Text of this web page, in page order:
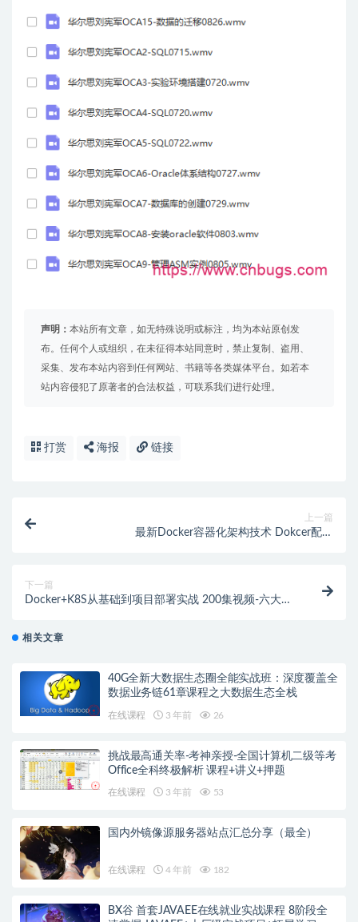
声明： 本站所有文章，如无特殊说明或标注，均为本站原创发
布。任何个人或组织，在未征得本站同意时，禁止复制、盗用、
采集、发布本站内容到任何网站、书籍等各类媒体平台。如若本
站内容侵犯了原著者的合法权益，可联系我们进行处理。
打赏 海报 链接
上一篇
最新Docker容器化架构技术 Dokcer配置
下一篇
Docker+K8S从基础到项目部署实战 200集视频-六大阶
相关文章
40G全新大数据生态圈全能实战班：深度覆盖全
数据业务链61章课程之大数据生态全栈
在线课程 3 年前 26
挑战最高通关率-考神亲授-全国计算机二级等考
Office全科终极解析 课程+讲义+押题
在线课程 3 年前 53
国内外镜像源服务器站点汇总分享（最全）
在线课程 4 年前 182
BX谷 首套JAVAEE在线就业实战课程 8阶段全